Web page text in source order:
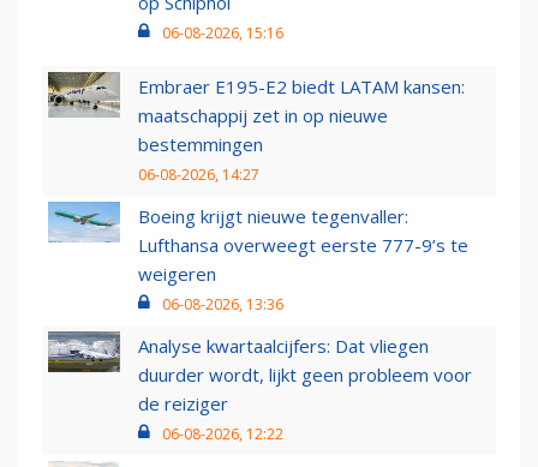
06-08-2026, 15:16
Embraer E195-E2 biedt LATAM kansen:
maatschappij zet in op nieuwe
bestemmingen
06-08-2026, 14:27
Boeing krijgt nieuwe tegenvaller:
Lufthansa overweegt eerste 777-9’s te
weigeren
06-08-2026, 13:36
Analyse kwartaalcijfers: Dat vliegen
duurder wordt, lijkt geen probleem voor
de reiziger
06-08-2026, 12:22